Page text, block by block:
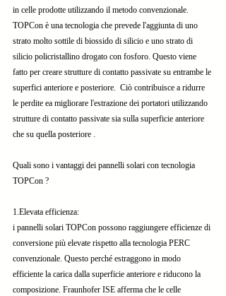
in celle prodotte utilizzando il metodo convenzionale.
TOPCon è una tecnologia che prevede l'aggiunta di uno
strato molto sottile di biossido di silicio e uno strato di
silicio policristallino drogato con fosforo. Questo viene
fatto per creare strutture di contatto passivate su entrambe le
superfici anteriore e posteriore.  Ciò contribuisce a ridurre
le perdite ea migliorare l'estrazione dei portatori utilizzando
strutture di contatto passivate sia sulla superficie anteriore
che su quella posteriore .
Quali sono i vantaggi dei pannelli solari con tecnologia
TOPCon ?
1.Elevata efficienza:
i pannelli solari TOPCon possono raggiungere efficienze di
conversione più elevate rispetto alla tecnologia PERC
convenzionale. Questo perché estraggono in modo
efficiente la carica dalla superficie anteriore e riducono la
composizione. Fraunhofer ISE afferma che le celle